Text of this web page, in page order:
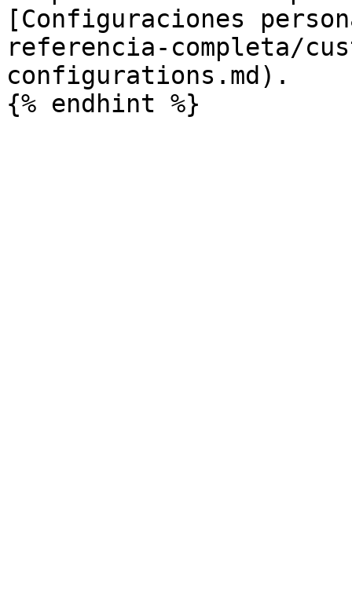
[Configuraciones
referencia-completa/
configurations.md).